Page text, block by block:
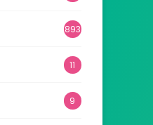
893
11
9